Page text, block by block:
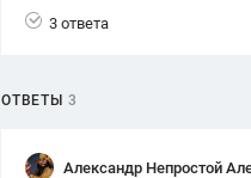
3 ответа
ОТВЕТЫ 3
Александр Непростой